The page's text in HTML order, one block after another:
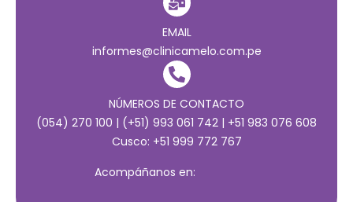
EMAIL
informes@clinicamelo.com.pe
NÚMEROS DE CONTACTO
(054) 270 100 | (+51) 993 061 742 | +51 983 076 608
Cusco: +51 999 772 767
Acompáñanos en: